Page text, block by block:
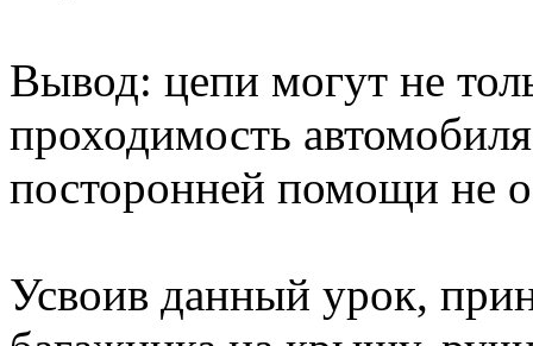
Вывод: цепи могут не
проходимость
посторонней помощи не
Усвоив данный урок,